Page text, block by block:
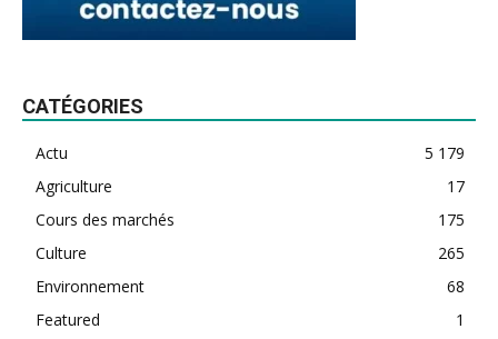
CATÉGORIES
Actu
5 179
Agriculture
17
Cours des marchés
175
Culture
265
Environnement
68
Featured
1